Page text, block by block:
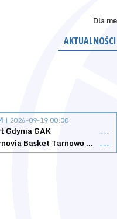
Dla
AKTUALNOŚCI
| 2026-09-19 00:00
Gdynia GAK
---
Tarnovia Basket Tarnowo Podgórne ---